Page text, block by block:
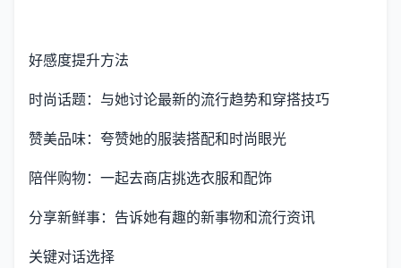
好感度提升方法
时尚话题：与她讨论最新的流行趋势和穿搭技巧
赞美品味：夸赞她的服装搭配和时尚眼光
陪伴购物：一起去商店挑选衣服和配饰
分享新鲜事：告诉她有趣的新事物和流行资讯
关键对话选择